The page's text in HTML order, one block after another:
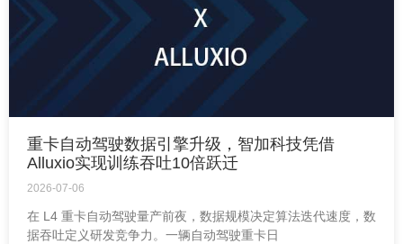
重卡自动驾驶数据引擎升级，智加科技凭借
Alluxio实现训练吞吐10倍跃迁
2026-07-06
在 L4 重卡自动驾驶量产前夜，数据规模决定算法迭代速度，数
据吞吐定义研发竞争力。一辆自动驾驶重卡日